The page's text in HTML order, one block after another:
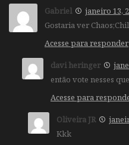
Gabriel
janeiro 13,
Gostaria ver
Acesse para responder
davi heringer
então vote nesses
Acesse para
Oliveira JR
Kkk